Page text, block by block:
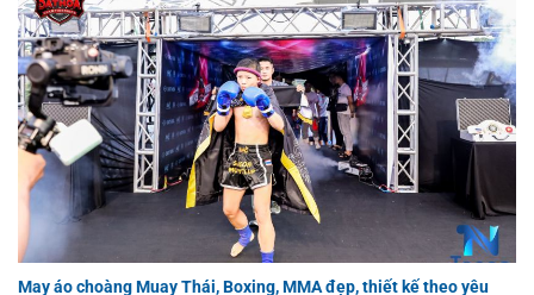
May áo choàng Muay Thái, Boxing, MMA đẹp, thiết kế theo yêu